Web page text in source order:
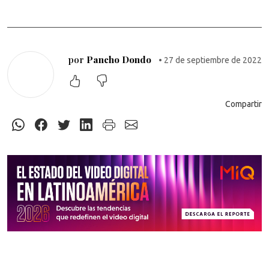
por Pancho Dondo • 27 de septiembre de 2022
Compartir